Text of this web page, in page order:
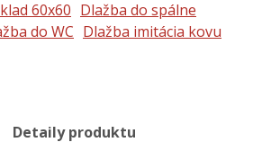
60x60 Dlažba do spálne
do WC Dlažba imitácia kovu
Detaily produktu